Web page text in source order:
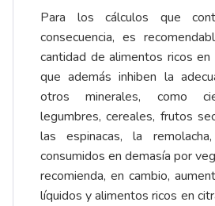
Para los cálculos que
consecuencia, es
cantidad de alimentos ricos
que además inhiben la
otros minerales, como
legumbres, cereales, frutos
las espinacas, la
consumidos en demasía por
recomienda, en cambio,
líquidos y alimentos ricos en